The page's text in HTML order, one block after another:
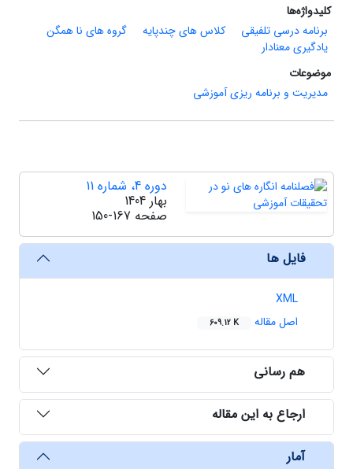
کلیدواژه‌ها
برنامه درسی تلفیقی
کلاس های چندپایه
گروه های نا همگن
یادگیری معنادار
موضوعات
مدیریت و برنامه ریزی آموزشی
دوره 4، شماره 11
بهار 1404
صفحه 150-167
فایل ها
XML
اصل مقاله
609.12 K
هم رسانی
ارجاع به این مقاله
آمار